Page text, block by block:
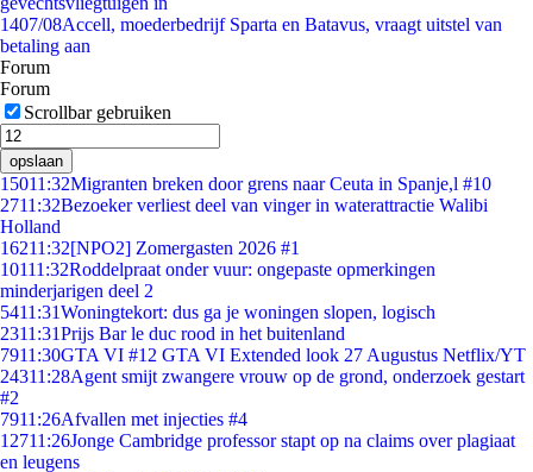
1407/08Accell, moederbedrijf Sparta en Batavus, vraagt uitstel van
betaling aan
Forum
Forum
Scrollbar gebruiken
opslaan
15011:32Migranten breken door grens naar Ceuta in Spanje,l #10
2711:32Bezoeker verliest deel van vinger in waterattractie Walibi
Holland
16211:32[NPO2] Zomergasten 2026 #1
10111:32Roddelpraat onder vuur: ongepaste opmerkingen
minderjarigen deel 2
5411:31Woningtekort: dus ga je woningen slopen, logisch
2311:31Prijs Bar le duc rood in het buitenland
7911:30GTA VI #12 GTA VI Extended look 27 Augustus Netflix/YT
24311:28Agent smijt zwangere vrouw op de grond, onderzoek gestart
#2
7911:26Afvallen met injecties #4
12711:26Jonge Cambridge professor stapt op na claims over plagiaat
en leugens